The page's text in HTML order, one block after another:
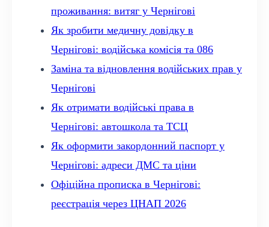
проживання: витяг у Чернігові
Як зробити медичну довідку в
Чернігові: водійська комісія та 086
Заміна та відновлення водійських прав у
Чернігові
Як отримати водійські права в
Чернігові: автошкола та ТСЦ
Як оформити закордонний паспорт у
Чернігові: адреси ДМС та ціни
Офіційна прописка в Чернігові:
реєстрація через ЦНАП 2026